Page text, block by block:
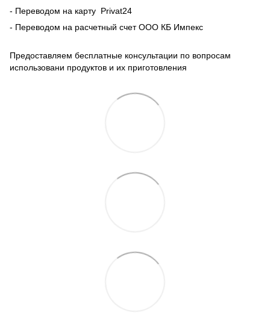
- Переводом на карту Рrivat24
- Переводом на расчетный счет ООО КБ Импекс
Предоставляем бесплатные консультации по вопросам
использовани продуктов и их приготовления